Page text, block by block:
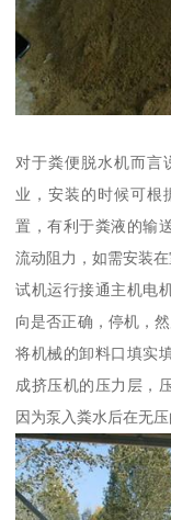
对于粪便脱水机而言
业，安装的时候可根
置，有利于粪液的输
流动阻力，如需安装
试机运行接通主机电
向是否正确，停机，
将机械的卸料口填实
成挤压机的压力层，
因为泵入粪水后在无